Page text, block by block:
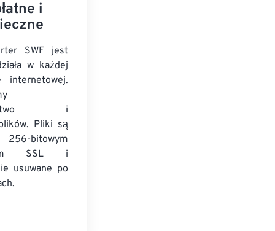
i
SWF jest
w każdej
internetowej.
i
Pliki są
bitowym
SSL i
usuwane po